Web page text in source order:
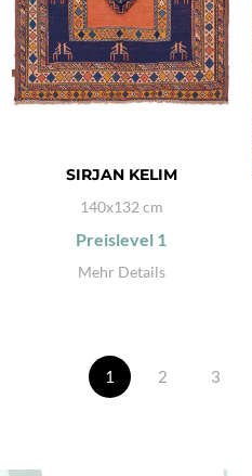
SIRJAN KELIM
140x132 cm
Preislevel 1
Mehr Details
1 2 3